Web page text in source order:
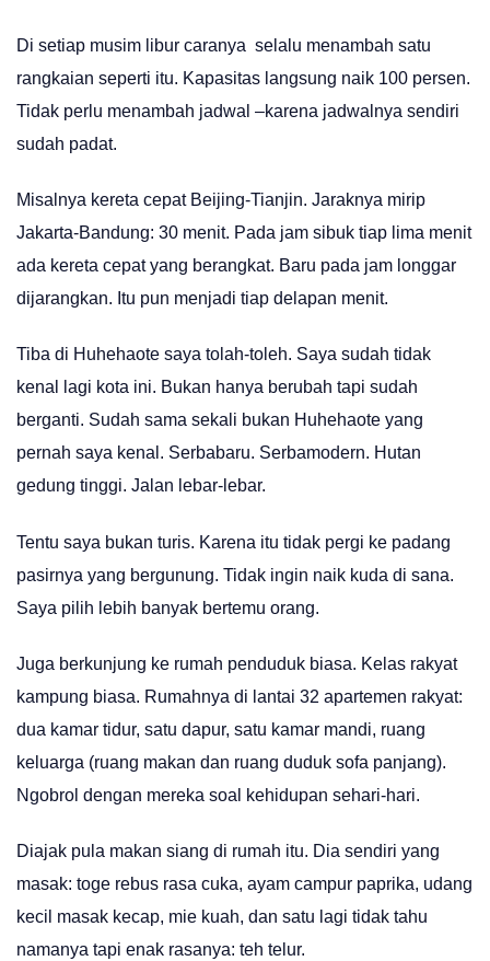
Di setiap musim libur caranya selalu menambah satu
rangkaian seperti itu. Kapasitas langsung naik 100 persen.
Tidak perlu menambah jadwal –karena jadwalnya sendiri
sudah padat.
Misalnya kereta cepat Beijing-Tianjin. Jaraknya mirip
Jakarta-Bandung: 30 menit. Pada jam sibuk tiap lima menit
ada kereta cepat yang berangkat. Baru pada jam longgar
dijarangkan. Itu pun menjadi tiap delapan menit.
Tiba di Huhehaote saya tolah-toleh. Saya sudah tidak
kenal lagi kota ini. Bukan hanya berubah tapi sudah
berganti. Sudah sama sekali bukan Huhehaote yang
pernah saya kenal. Serbabaru. Serbamodern. Hutan
gedung tinggi. Jalan lebar-lebar.
Tentu saya bukan turis. Karena itu tidak pergi ke padang
pasirnya yang bergunung. Tidak ingin naik kuda di sana.
Saya pilih lebih banyak bertemu orang.
Juga berkunjung ke rumah penduduk biasa. Kelas rakyat
kampung biasa. Rumahnya di lantai 32 apartemen rakyat:
dua kamar tidur, satu dapur, satu kamar mandi, ruang
keluarga (ruang makan dan ruang duduk sofa panjang).
Ngobrol dengan mereka soal kehidupan sehari-hari.
Diajak pula makan siang di rumah itu. Dia sendiri yang
masak: toge rebus rasa cuka, ayam campur paprika, udang
kecil masak kecap, mie kuah, dan satu lagi tidak tahu
namanya tapi enak rasanya: teh telur.